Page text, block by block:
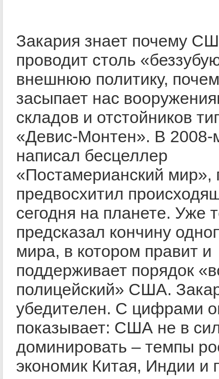
Закария знает почему
проводит столь
внешнюю политику,
засыпает нас
складов и отстойников
«Девис-Монтен». В 2008-
написал бесцеллер
«Постамерианский мир»,
предвосхитил
сегодня на планете. Уже
предсказал кончину
мира, в котором правит и
поддерживает порядок
полицейский» США.
убедителен. С цифрами
показывает: США не в
доминировать – темпы
экономик Китая, Индии и